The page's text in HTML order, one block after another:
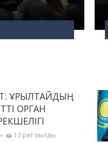
ҚҰРЫЛТАЙДЫҢ
ОРГАН
10 рет оқылды